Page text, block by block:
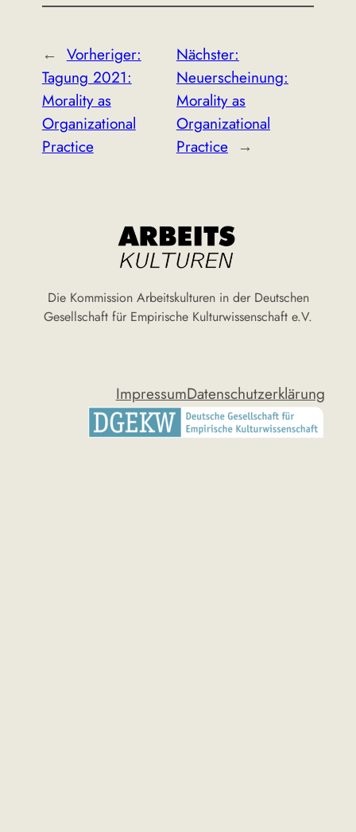
← Vorheriger:
Tagung 2021:
Morality as
Organizational
Practice
Nächster:
Neuerscheinung:
Morality as
Organizational
Practice →
Die Kommission Arbeitskulturen in der Deutschen
Gesellschaft für Empirische Kulturwissenschaft e.V.
ImpressumDatenschutzerklärung